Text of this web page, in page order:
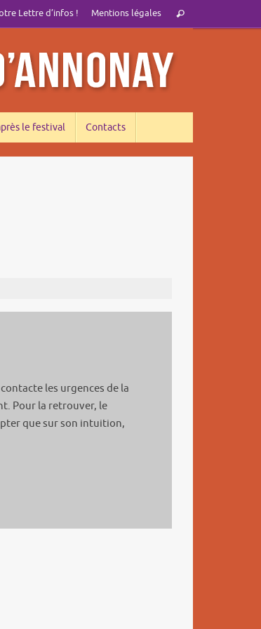
Lettre d’infos ! Mentions légales
pour
Rechercher
le festival Contacts
les urgences de la
Pour la retrouver, le
que sur son intuition,